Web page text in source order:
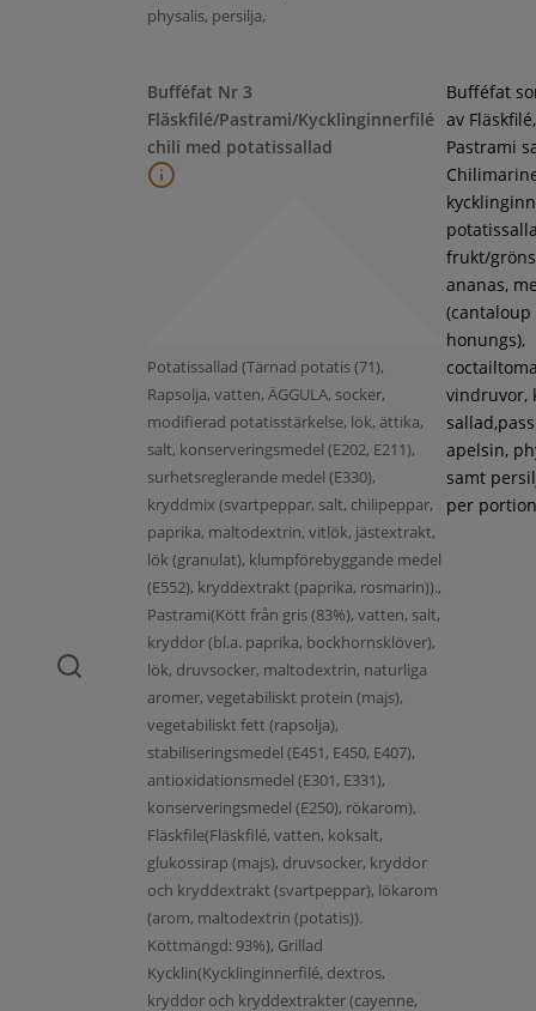
physalis, persilja,
Bufféfat Nr 3
Fläskfilé/Pastrami/Kycklinginnerfilé
chili med potatissallad
Potatissallad (Tärnad potatis (71),
Rapsolja, vatten, ÄGGULA, socker,
modifierad potatisstärkelse, lök, ättika,
salt, konserveringsmedel (E202, E211),
surhetsreglerande medel (E330),
kryddmix (svartpeppar, salt, chilipeppar,
paprika, maltodextrin, vitlök, jästextrakt,
lök (granulat), klumpförebyggande medel
(E552), kryddextrakt (paprika, rosmarin)).,
Pastrami(Kött från gris (83%), vatten, salt,
kryddor (bl.a. paprika, bockhornsklöver),
lök, druvsocker, maltodextrin, naturliga
aromer, vegetabiliskt protein (majs),
vegetabiliskt fett (rapsolja),
stabiliseringsmedel (E451, E450, E407),
antioxidationsmedel (E301, E331),
konserveringsmedel (E250), rökarom),
Fläskfile(Fläskfilé, vatten, koksalt,
glukossirap (majs), druvsocker, kryddor
och kryddextrakt (svartpeppar), lökarom
(arom, maltodextrin (potatis)).
Köttmängd: 93%), Grillad
Kycklin(Kycklinginnerfilé, dextros,
kryddor och kryddextrakter (cayenne,
Bufféfat
av Fläskfilé,
Pastrami
frukt/
ananas,
(cantaloup
honungs),
vindruvor,
apelsin,
samt
per